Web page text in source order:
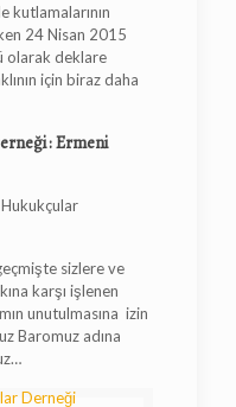
kutlamalarının
24 Nisan 2015
olarak deklare
için biraz daha
Ermeni
sizlere ve
karşı işlenen
unutulmasına izin
Baromuz adına